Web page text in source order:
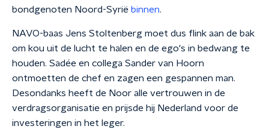
bondgenoten Noord-Syrië binnen.
NAVO-baas Jens Stoltenberg moet dus flink aan de bak
om kou uit de lucht te halen en de ego's in bedwang te
houden. Sadée en collega Sander van Hoorn
ontmoetten de chef en zagen een gespannen man.
Desondanks heeft de Noor alle vertrouwen in de
verdragsorganisatie en prijsde hij Nederland voor de
investeringen in het leger.